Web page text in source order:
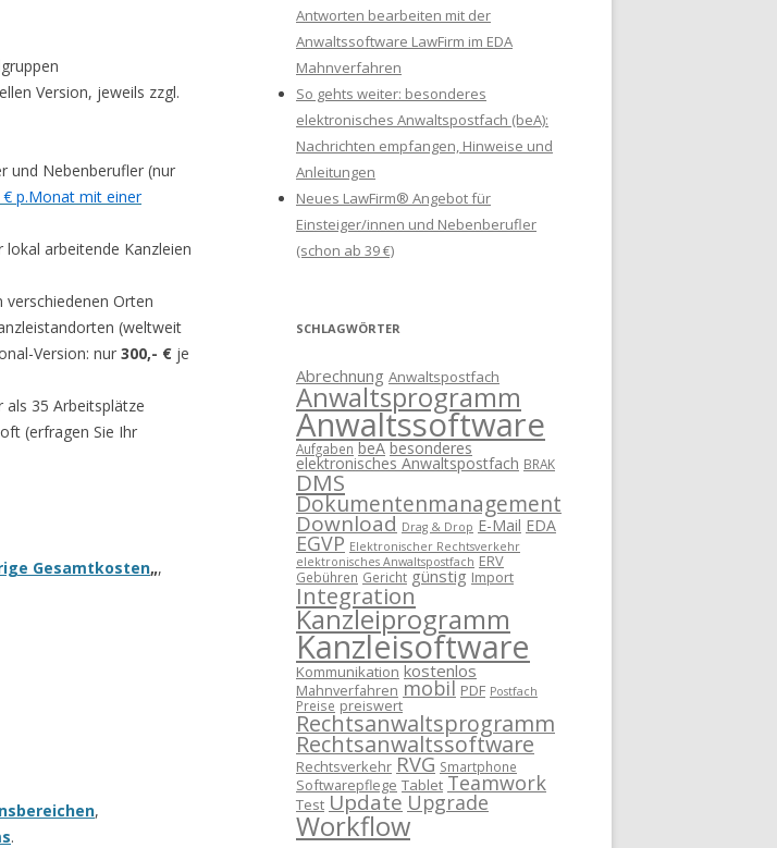
Version, jeweils zzgl.
und Nebenberufler (nur
p.Monat mit einer
arbeitende Kanzleien
Orten
(weltweit
Version: nur 300,- € je
als 35 Arbeitsplätze
(erfragen Sie Ihr
Gesamtkosten„,
,
.
Antworten bearbeiten mit der
Anwaltssoftware LawFirm im EDA
Mahnverfahren
So gehts weiter: besonderes
elektronisches Anwaltspostfach (beA):
Nachrichten empfangen, Hinweise und
Anleitungen
Neues LawFirm® Angebot für
Einsteiger/innen und Nebenberufler
(schon ab 39 €)
SCHLAGWÖRTER
Abrechnung Anwaltspostfach
Anwaltsprogramm
Anwaltssoftware
Aufgaben beA besonderes
elektronisches Anwaltspostfach BRAK
DMS
Dokumentenmanagement
Download Drag & Drop E-Mail EDA
EGVP Elektronischer Rechtsverkehr
elektronisches Anwaltspostfach ERV
Gebühren Gericht günstig Import
Integration
Kanzleiprogramm
Kanzleisoftware
Kommunikation kostenlos
Mahnverfahren mobil PDF Postfach
Preise preiswert
Rechtsanwaltsprogramm
Rechtsanwaltssoftware
Rechtsverkehr RVG Smartphone
Softwarepflege Tablet Teamwork
Test Update Upgrade
Workflow